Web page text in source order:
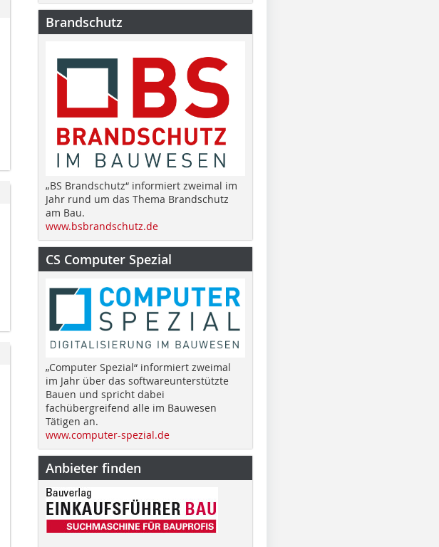
Brandschutz
„BS Brandschutz“ informiert zweimal im
Jahr rund um das Thema Brandschutz
am Bau.
www.bsbrandschutz.de
CS Computer Spezial
„Computer Spezial“ informiert zweimal
im Jahr über das softwareunterstützte
Bauen und spricht dabei
fachübergreifend alle im Bauwesen
Tätigen an.
www.computer-spezial.de
Anbieter finden